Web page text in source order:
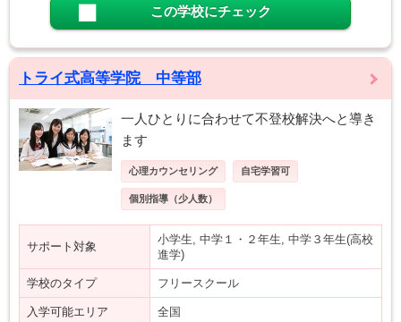
この学校にチェック
トライ式高等学院 中等部
一人ひとりに合わせて不登校解決へと導き
ます
心理カウンセリング 自宅学習可
個別指導（少人数）
サポート対象
小学生, 中学１・２年生, 中学３年生(高校
進学)
学校のタイプ フリースクール
入学可能エリア 全国